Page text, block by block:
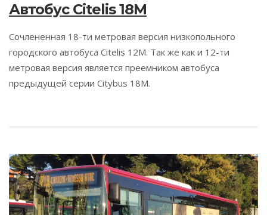
Автобус Citelis 18M
Сочлененная 18-ти метровая версия низкопольного
городского автобуса Citelis 12M. Так же как и 12-ти
метровая версия является преемником автобуса
предыдущей серии Citybus 18M.